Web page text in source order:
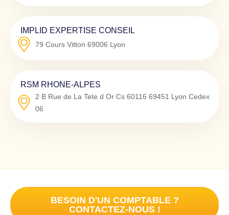
IMPLID EXPERTISE CONSEIL
79 Cours Vitton 69006 Lyon
RSM RHONE-ALPES
2 B Rue de La Tete d Or Cs 60116 69451 Lyon Cedex
06
BESOIN D'UN COMPTABLE ?
CONTACTEZ-NOUS !